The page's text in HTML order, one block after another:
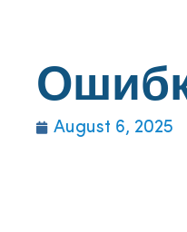
August 6, 2025